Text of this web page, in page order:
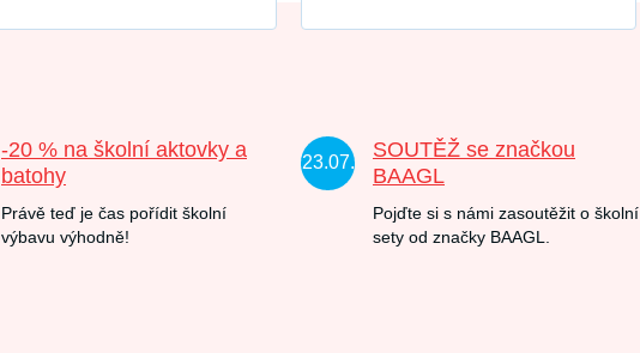
-20 % na školní aktovky a
batohy
Právě teď je čas pořídit školní
výbavu výhodně!
23.07.
SOUTĚŽ se značkou
BAAGL
Pojďte si s námi zasoutěžit o školní
sety od značky BAAGL.